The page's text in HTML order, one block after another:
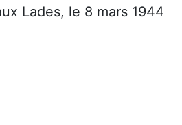
Lades, le 8 mars 1944